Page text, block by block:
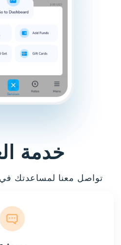
خدمة
تواصل معنا لمساعدتك في